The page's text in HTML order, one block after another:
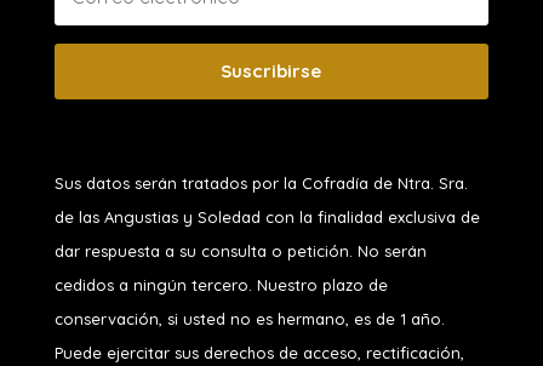
Suscribirse
Sus datos serán tratados por la Cofradía de Ntra. Sra.
de las Angustias y Soledad con la finalidad exclusiva de
dar respuesta a su consulta o petición. No serán
cedidos a ningún tercero. Nuestro plazo de
conservación, si usted no es hermano, es de 1 año.
Puede ejercitar sus derechos de acceso, rectificación,